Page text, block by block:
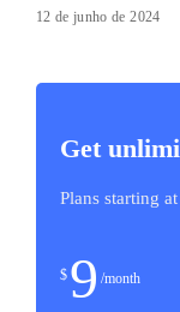
12 de junho de 2024
Get
Plans starting
$ 9 /month